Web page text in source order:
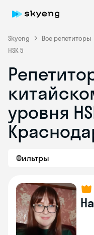
Skyeng Все репетиторы
HSK 5
уровня
Фильтры
Skyeng Chat
online